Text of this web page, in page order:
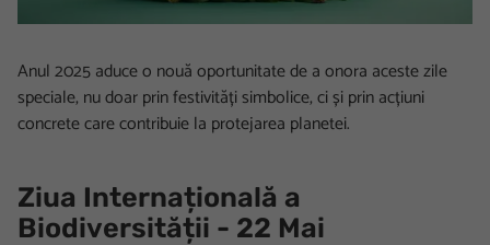
Anul 2025 aduce o nouă oportunitate de a onora aceste zile
speciale, nu doar prin festivități simbolice, ci și prin acțiuni
concrete care contribuie la protejarea planetei.
Ziua Internațională a
Biodiversității - 22 Mai